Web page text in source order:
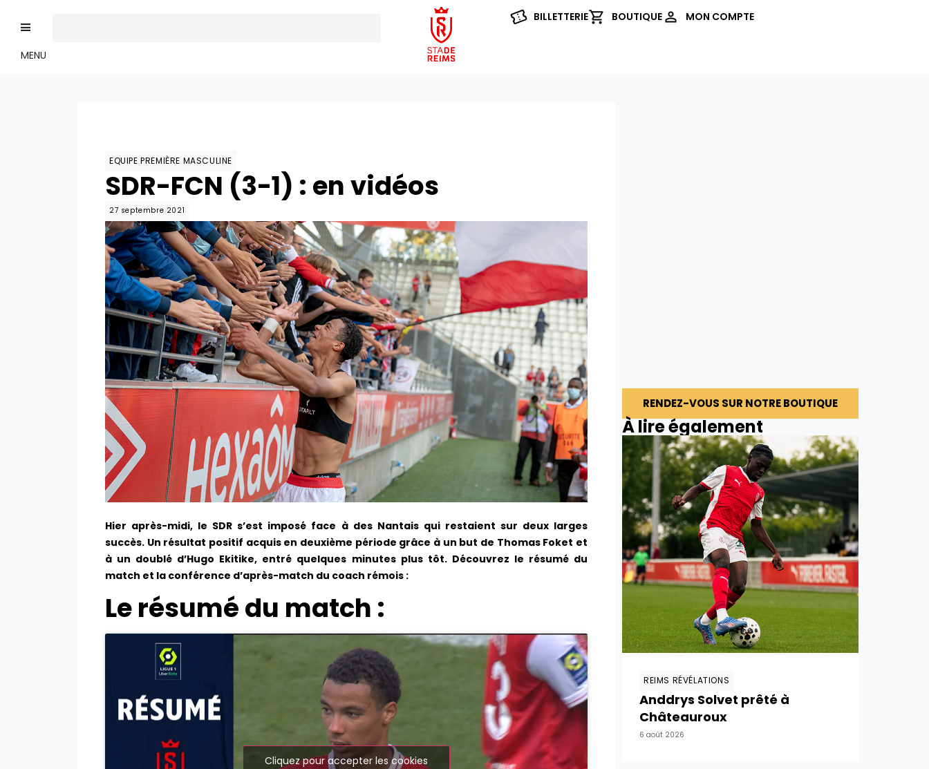
MENU
BILLETTERIE BOUTIQUE MON COMPTE
EQUIPE PREMIÈRE MASCULINE
SDR-FCN (3-1) : en vidéos
27 septembre 2021
Hier après-midi, le SDR s’est imposé face à des Nantais qui restaient sur deux larges
succès. Un résultat positif acquis en deuxième période grâce à un but de Thomas Foket et
à un doublé d’Hugo Ekitike, entré quelques minutes plus tôt. Découvrez le résumé du
match et la conférence d’après-match du coach rémois :
Le résumé du match :
Cliquez pour accepter les cookies
RENDEZ-VOUS SUR NOTRE BOUTIQUE
À lire également
REIMS RÉVÉLATIONS
Anddrys Solvet prêté à
Châteauroux
6 août 2026